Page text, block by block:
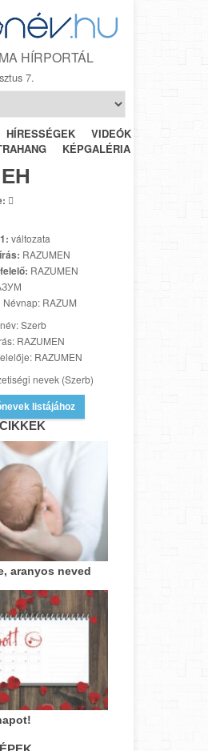
HÍRPORTÁL
7.
HÍRESSÉGEK VIDEÓK
HÉTRŐL-
KÉPGALÉRIA

változata
RAZUMEN
RAZUMEN
Névnap: RAZUM
Szerb
RAZUMEN
RAZUMEN
nevek (Szerb)
listájához
aranyos neved